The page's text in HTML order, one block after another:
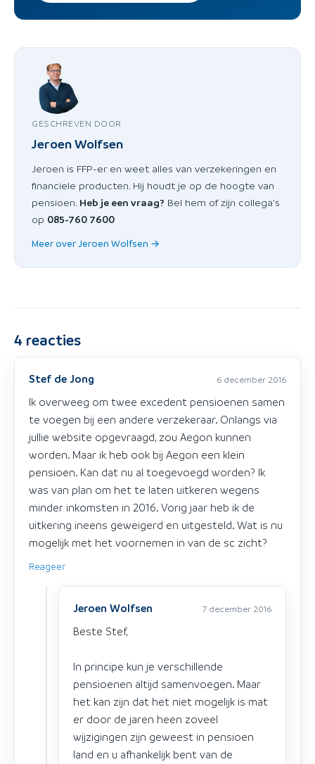
GESCHREVEN DOOR
Jeroen Wolfsen
Jeroen is FFP-er en weet alles van verzekeringen en
financiele producten. Hij houdt je op de hoogte van
pensioen. Heb je een vraag? Bel hem of zijn collega's
op 085-760 7600
Meer over Jeroen Wolfsen →
4 reacties
Stef de Jong 6 december 2016
Ik overweeg om twee excedent pensioenen samen
te voegen bij een andere verzekeraar. Onlangs via
jullie website opgevraagd, zou Aegon kunnen
worden. Maar ik heb ook bij Aegon een klein
pensioen. Kan dat nu al toegevoegd worden? Ik
was van plan om het te laten uitkeren wegens
minder inkomsten in 2016. Vorig jaar heb ik de
uitkering ineens geweigerd en uitgesteld. Wat is nu
mogelijk met het voornemen in van de sc zicht?
Reageer
Jeroen Wolfsen 7 december 2016
Beste Stef,
In principe kun je verschillende
pensioenen altijd samenvoegen. Maar
het kan zijn dat het niet mogelijk is mat
er door de jaren heen zoveel
wijzigingen zijn geweest in pensioen
land en u afhankelijk bent van de